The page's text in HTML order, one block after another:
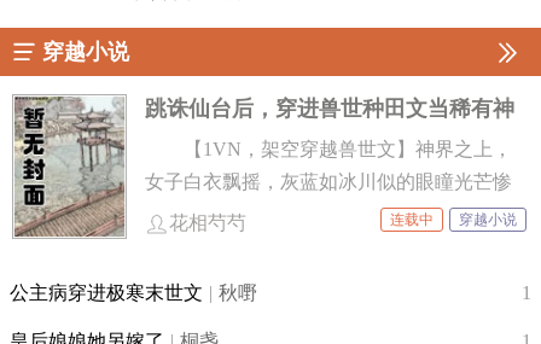
穿越小说
跳诛仙台后，穿进兽世种田文当稀有神
兽(高h、np)
【1VN，架空穿越兽世文】神界之上，
女子白衣飘摇，灰蓝如冰川似的眼瞳光芒惨
淡，＂这愚昧的世界，不待也罢。＂随后迈
狗屁神格，不如当个凡人有趣。＂––再度睁
花相芍芍 连载中 穿越小说
公主病穿进极寒末世文 | 秋嘢 1